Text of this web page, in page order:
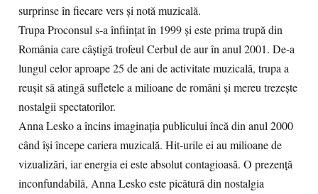
surprinse în fiecare vers și notă muzicală.
Trupa Proconsul s-a înființat în 1999 și este prima trupă din
România care câștigă trofeul Cerbul de aur în anul 2001. De-a
lungul celor aproape 25 de ani de activitate muzicală, trupa a
reușit să atingă sufletele a milioane de români și mereu trezește
nostalgii spectatorilor.
Anna Lesko a încins imaginația publicului încă din anul 2000
când își începe cariera muzicală. Hit-urile ei au milioane de
vizualizări, iar energia ei este absolut contagioasă. O prezență
inconfundabilă, Anna Lesko este picătură din nostalgia